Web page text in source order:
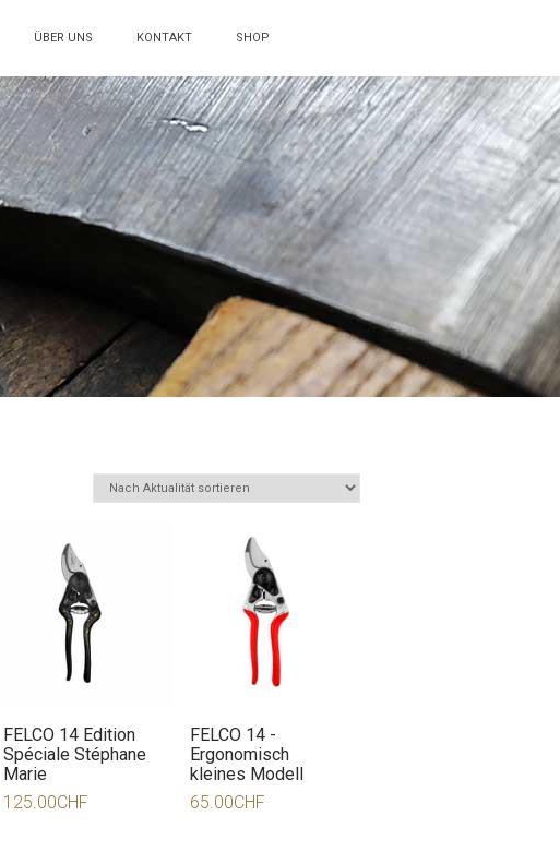
ÜBER UNS KONTAKT SHOP
FELCO 14 Edition
Spéciale Stéphane
Marie
125.00CHF
FELCO 14 -
Ergonomisch
kleines Modell
65.00CHF